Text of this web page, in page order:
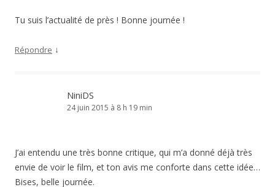
Tu suis l’actualité de près ! Bonne journée !
Répondre ↓
NiniDS
24 juin 2015 à 8 h 19 min
J’ai entendu une très bonne critique, qui m’a donné déjà très
envie de voir le film, et ton avis me conforte dans cette idée…
Bises, belle journée.